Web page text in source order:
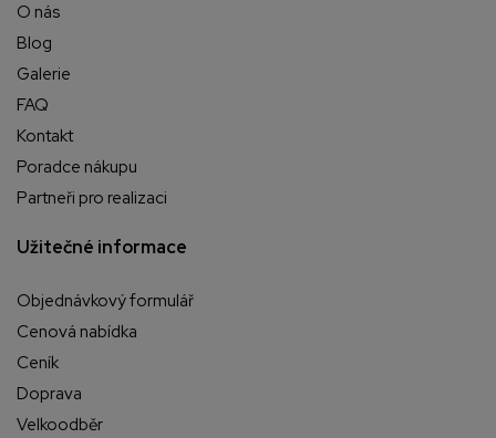
O nás
Blog
Galerie
FAQ
Kontakt
Poradce nákupu
Partneři pro realizaci
Užitečné informace
Objednávkový formulář
Cenová nabídka
Ceník
Doprava
Velkoodběr